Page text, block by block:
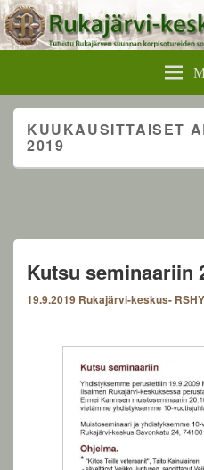
Rukajärvikeskus
KUUKAUSITTAISET
2019
Kutsu seminaariin
19.9.2019 Rukajärvi-keskus-